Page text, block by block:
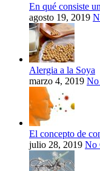
En qué consiste
agosto 19, 2019
Alergia a la Soya
marzo 4, 2019 No
El concepto de
julio 28, 2019 No